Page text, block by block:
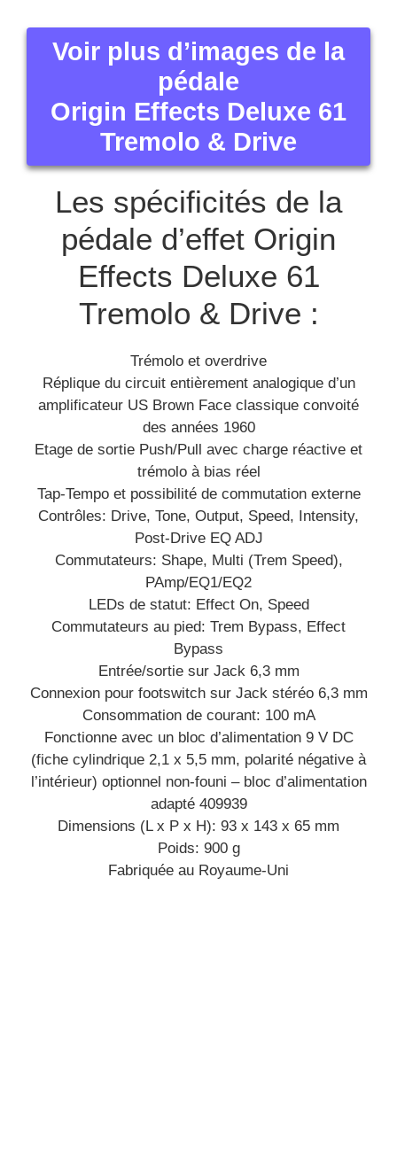
Voir plus d’images de la
pédale
Origin Effects Deluxe 61
Tremolo & Drive
Les spécificités de la
pédale d’effet Origin
Effects Deluxe 61
Tremolo & Drive :
Trémolo et overdrive
Réplique du circuit entièrement analogique d’un
amplificateur US Brown Face classique convoité
des années 1960
Etage de sortie Push/Pull avec charge réactive et
trémolo à bias réel
Tap-Tempo et possibilité de commutation externe
Contrôles: Drive, Tone, Output, Speed, Intensity,
Post-Drive EQ ADJ
Commutateurs: Shape, Multi (Trem Speed),
PAmp/EQ1/EQ2
LEDs de statut: Effect On, Speed
Commutateurs au pied: Trem Bypass, Effect
Bypass
Entrée/sortie sur Jack 6,3 mm
Connexion pour footswitch sur Jack stéréo 6,3 mm
Consommation de courant: 100 mA
Fonctionne avec un bloc d’alimentation 9 V DC
(fiche cylindrique 2,1 x 5,5 mm, polarité négative à
l’intérieur) optionnel non-founi – bloc d’alimentation
adapté 409939
Dimensions (L x P x H): 93 x 143 x 65 mm
Poids: 900 g
Fabriquée au Royaume-Uni